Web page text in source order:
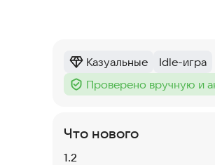
Категория:
Казуальные
Тег:
Idle-игра
Тег :
Проверено вручную и
Что нового
Версия:
1.2